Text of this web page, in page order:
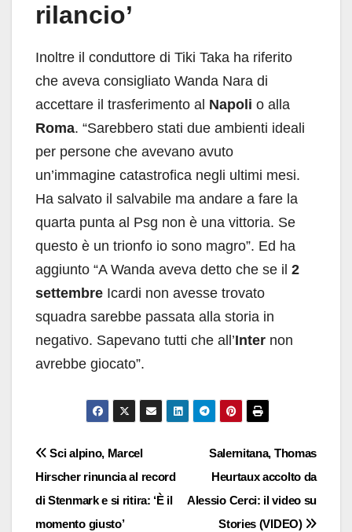
rilancio’
Inoltre il conduttore di Tiki Taka ha riferito
che aveva consigliato Wanda Nara di
accettare il trasferimento al Napoli o alla
Roma. “Sarebbero stati due ambienti ideali
per persone che avevano avuto
un’immagine catastrofica negli ultimi mesi.
Ha salvato il salvabile ma andare a fare la
quarta punta al Psg non è una vittoria. Se
questo è un trionfo io sono magro”. Ed ha
aggiunto “A Wanda aveva detto che se il 2
settembre Icardi non avesse trovato
squadra sarebbe passata alla storia in
negativo. Sapevano tutti che all’Inter non
avrebbe giocato”.
Navigazione
articoli
Salernitana, Thomas
Heurtaux accolto da
Alessio Cerci: il video su
Stories (VIDEO)
Sci alpino, Marcel
Hirscher rinuncia al record
di Stenmark e si ritira: ‘È il
momento giusto’